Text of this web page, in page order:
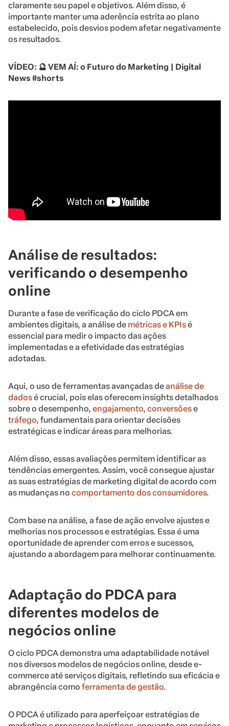
claramente seu papel e objetivos. Além disso, é
importante manter uma aderência estrita ao plano
estabelecido, pois desvios podem afetar negativamente
os resultados.
VÍDEO: 🔮 VEM AÍ: o Futuro do Marketing | Digital
News #shorts
Análise de resultados:
verificando o desempenho
online
Durante a fase de verificação do ciclo PDCA em
ambientes digitais, a análise de métricas e KPIsé
essencial para medir o impacto das ações
implementadas e a efetividade das estratégias
adotadas.
Aqui, o uso de ferramentas avançadas deanálise de
dadosé crucial, pois elas oferecem insights detalhados
sobre o desempenho, engajamento, conversõese
tráfego, fundamentais para orientar decisões
estratégicas e indicar áreas para melhorias.
Além disso, essas avaliações permitem identificar as
tendências emergentes. Assim, você consegue ajustar
as suas estratégias de marketing digital de acordo com
as mudanças no comportamento dos consumidores.
Com base na análise, a fase de ação envolve ajustes e
melhorias nos processos e estratégias. Essa é uma
oportunidade de aprender com erros e sucessos,
ajustando a abordagem para melhorar continuamente.
Adaptação do PDCA para
diferentes modelos de
negócios online
O ciclo PDCA demonstra uma adaptabilidade notável
nos diversos modelos de negócios online, desde e-
commerce até serviços digitais, refletindo sua eficácia e
abrangência como ferramenta de gestão.
O PDCA é utilizado para aperfeiçoar estratégias de